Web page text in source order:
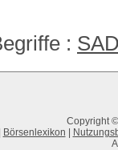
:
Copyright
Börsenlexikon